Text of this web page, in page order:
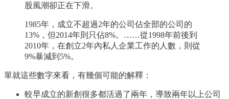
股風潮卻正在下滑。
1985年，成立不超過2年的公司佔全部的公司的
13%，但2014年則只佔8%。……從1998年前後到
2010年，在創立2年內私人企業工作的人數，則從
9%暴減到5%。
單就這些數字來看，有幾個可能的解釋：
較早成立的新創很多都活過了兩年，導致兩年以上公司